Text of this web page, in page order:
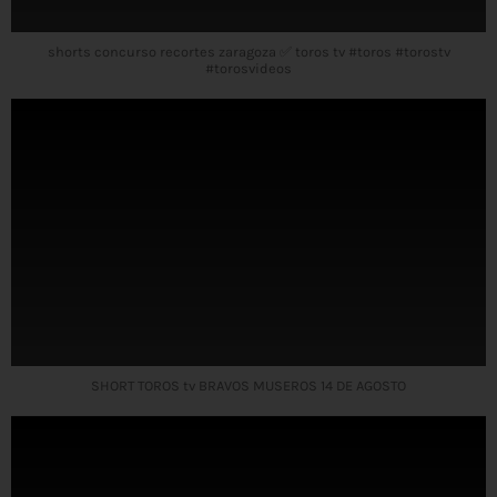
shorts concurso recortes zaragoza ✅ toros tv #toros #torostv
#torosvideos
SHORT TOROS tv BRAVOS MUSEROS 14 DE AGOSTO